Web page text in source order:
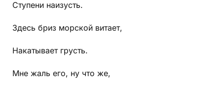
Ступени наизусть.
Здесь бриз морской витает,
Накатывает грусть.
Мне жаль его, ну что же,